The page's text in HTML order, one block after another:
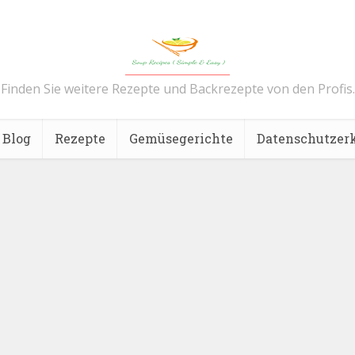
Finden Sie weitere Rezepte und Backrezepte von den Profis.
Blog Rezepte Gemüsegerichte